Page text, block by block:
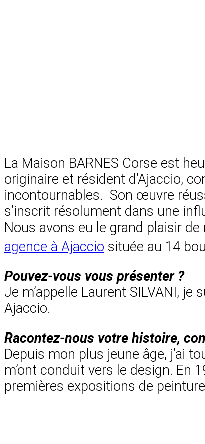
La Maison BARNES Corse est
originaire et résident d’Ajaccio,
incontournables. Son œuvre
s’inscrit résolument dans une
Nous avons eu le grand plaisir
agence à Ajaccio située au 14
Pouvez-vous vous présenter ?
Je m’appelle Laurent SILVANI,
Ajaccio.
Racontez-nous votre histoire,
Depuis mon plus jeune âge, j’ai
m’ont conduit vers le design. En
premières expositions de